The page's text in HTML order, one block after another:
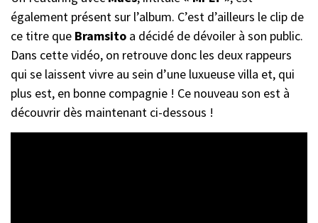
également présent sur l’album. C’est d’ailleurs le clip de
ce titre que Bramsito a décidé de dévoiler à son public.
Dans cette vidéo, on retrouve donc les deux rappeurs
qui se laissent vivre au sein d’une luxueuse villa et, qui
plus est, en bonne compagnie ! Ce nouveau son est à
découvrir dès maintenant ci-dessous !